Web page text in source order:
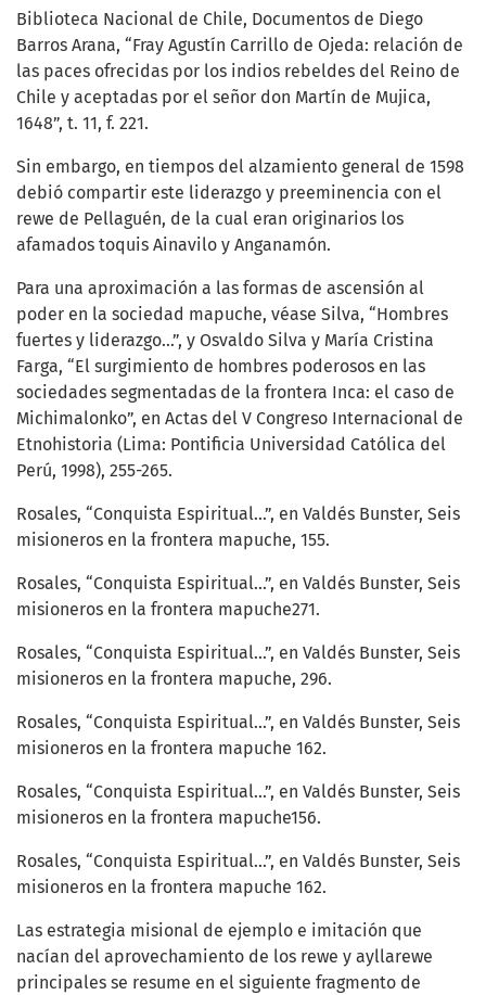
Biblioteca Nacional de Chile, Documentos de Diego
Barros Arana, “Fray Agustín Carrillo de Ojeda: relación de
las paces ofrecidas por los indios rebeldes del Reino de
Chile y aceptadas por el señor don Martín de Mujica,
1648”, t. 11, f. 221.
Sin embargo, en tiempos del alzamiento general de 1598
debió compartir este liderazgo y preeminencia con el
rewe de Pellaguén, de la cual eran originarios los
afamados toquis Ainavilo y Anganamón.
Para una aproximación a las formas de ascensión al
poder en la sociedad mapuche, véase Silva, “Hombres
fuertes y liderazgo…”, y Osvaldo Silva y María Cristina
Farga, “El surgimiento de hombres poderosos en las
sociedades segmentadas de la frontera Inca: el caso de
Michimalonko”, en Actas del V Congreso Internacional de
Etnohistoria (Lima: Pontificia Universidad Católica del
Perú, 1998), 255-265.
Rosales, “Conquista Espiritual...”, en Valdés Bunster, Seis
misioneros en la frontera mapuche, 155.
Rosales, “Conquista Espiritual...”, en Valdés Bunster, Seis
misioneros en la frontera mapuche271.
Rosales, “Conquista Espiritual...”, en Valdés Bunster, Seis
misioneros en la frontera mapuche, 296.
Rosales, “Conquista Espiritual...”, en Valdés Bunster, Seis
misioneros en la frontera mapuche 162.
Rosales, “Conquista Espiritual...”, en Valdés Bunster, Seis
misioneros en la frontera mapuche156.
Rosales, “Conquista Espiritual...”, en Valdés Bunster, Seis
misioneros en la frontera mapuche 162.
Las estrategia misional de ejemplo e imitación que
nacían del aprovechamiento de los rewe y ayllarewe
principales se resume en el siguiente fragmento de